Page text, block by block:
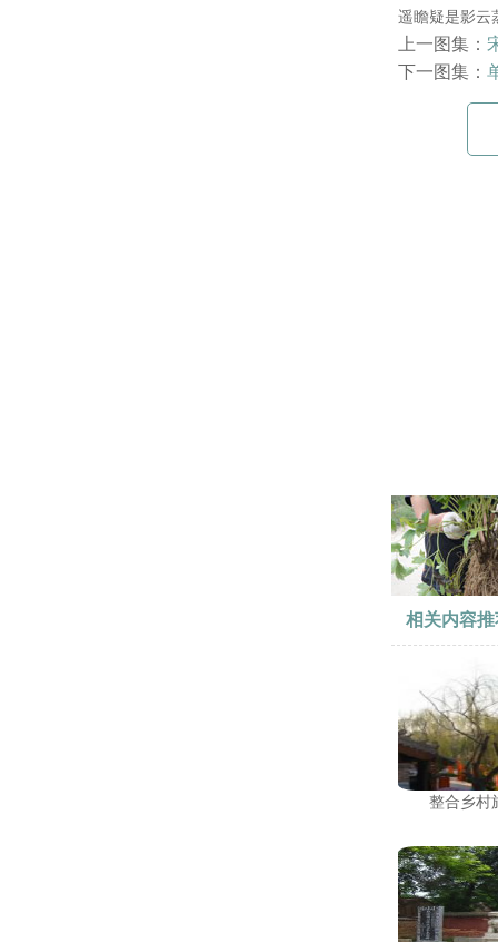
遥瞻疑是影云
上一图集：
下一图集：
相关内容推
整合乡村